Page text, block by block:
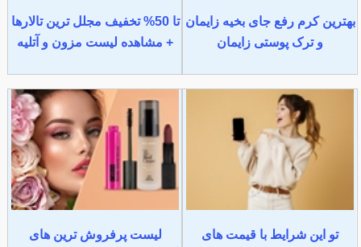
بهترین کرم رفع جای بخیه زایمان
و ترک پوستی زایمان
تا 50% تخفیف مجلل ترین تالارها
+ مشاهده لیست مزون و آتلیه
تو این شرایط با قیمت های
لیست پرفروش ترین های